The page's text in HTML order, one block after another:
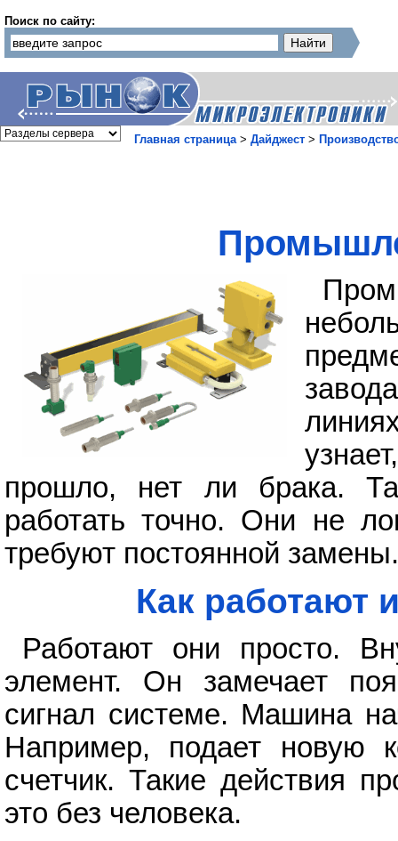
Поиск по сайту:
Главная страница> Дайджест >
прошло, нет ли брака.
работать точно. Они не
требуют постоянной замены.
Как работают
Работают они просто.
элемент. Он замечает
сигнал системе. Машина
Например, подает новую
счетчик. Такие действия
это без человека.